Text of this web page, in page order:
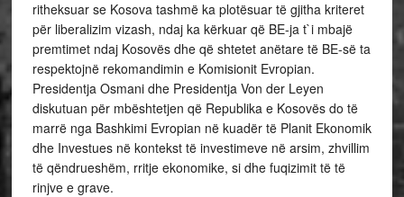
ritheksuar se Kosova tashmë ka plotësuar të gjitha kriteret
për liberalizim vizash, ndaj ka kërkuar që BE-ja t`i mbajë
premtimet ndaj Kosovës dhe që shtetet anëtare të BE-së ta
respektojnë rekomandimin e Komisionit Evropian.
Presidentja Osmani dhe Presidentja Von der Leyen
diskutuan për mbështetjen që Republika e Kosovës do të
marrë nga Bashkimi Evropian në kuadër të Planit Ekonomik
dhe Investues në kontekst të investimeve në arsim, zhvillim
të qëndrueshëm, rritje ekonomike, si dhe fuqizimit të të
rinjve e grave.